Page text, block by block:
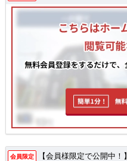
会員限定 【会員様限定で公開中！】